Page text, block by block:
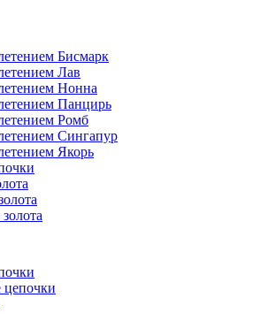
Бисмарк
Лав
Нонна
Панцирь
Ромб
Сингапур
Якорь